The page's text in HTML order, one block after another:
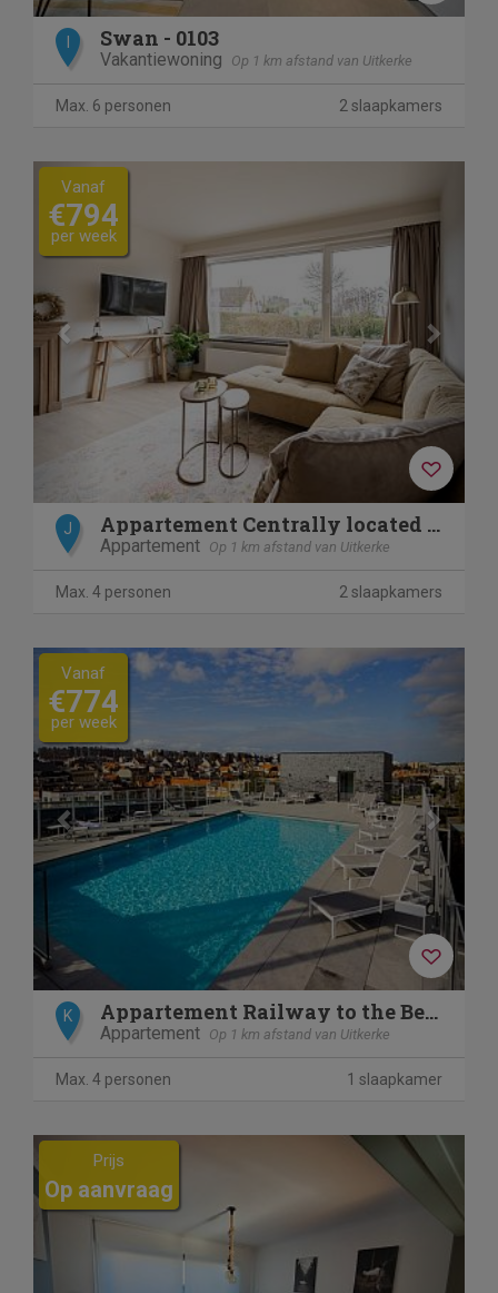
Swan - 0103
Vakantiewoning Op 1 km afstand van Uitkerke
Max. 6 personen 2 slaapkamers
Previous
Vanaf
€794
per week
J Appartement Centrally located "Sand Beach"
Appartement Op 1 km afstand van Uitkerke
Max. 4 personen 2 slaapkamers
Previous Next
Vanaf
€774
per week
K Appartement Railway to the Beach with balcony
Appartement Op 1 km afstand van Uitkerke
Max. 4 personen 1 slaapkamer
Previous Next
Prijs
Op aanvraag